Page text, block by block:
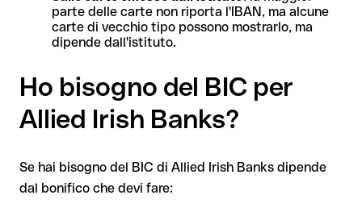
parte delle carte non riporta l'IBAN, ma alcune
carte di vecchio tipo possono mostrarlo, ma
dipende dall'istituto.
Ho bisogno del BIC per
Allied Irish Banks?
Se hai bisogno del BIC di Allied Irish Banks dipende
dal bonifico che devi fare: